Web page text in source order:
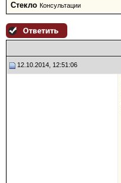
Стекло Консультации
12.10.2014, 12:51:06